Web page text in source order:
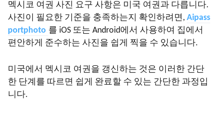
멕시코 여권 사진 요구 사항은 미국 여권과 다릅니다.
사진이 필요한 기준을 충족하는지 확인하려면, Aipass
portphoto 를 iOS 또는 Android에서 사용하여 집에서
편안하게 준수하는 사진을 쉽게 찍을 수 있습니다.
미국에서 멕시코 여권을 갱신하는 것은 이러한 간단
한 단계를 따르면 쉽게 완료할 수 있는 간단한 과정입
니다.